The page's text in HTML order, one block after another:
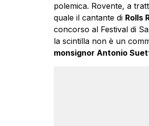
polemica. Rovente, a
quale il cantante di Rolls
concorso al Festival di
la scintilla non è un
monsignor Antonio